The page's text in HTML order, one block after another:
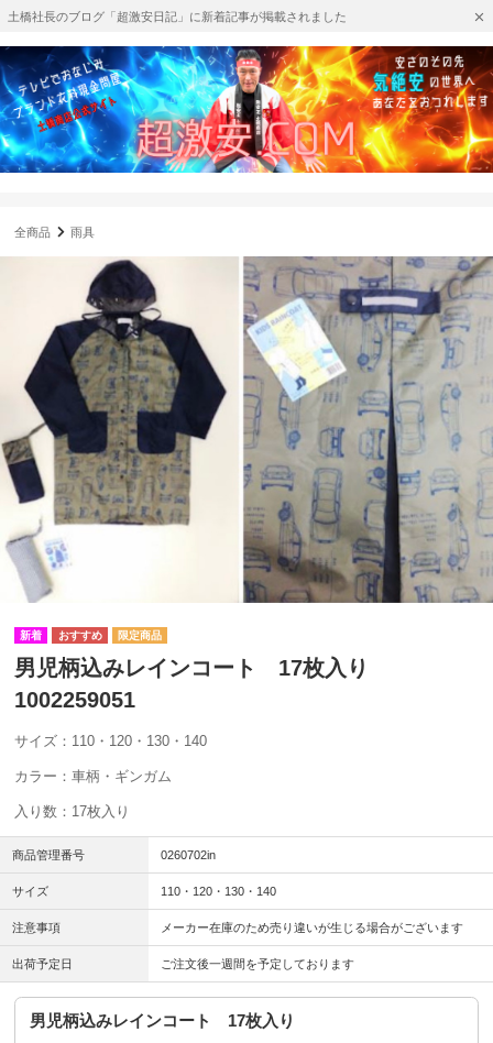
土橋社長のブログ「超激安日記」に新着記事が掲載されました
全商品 雨具
男児柄込みレインコート 17枚入り
1002259051
サイズ：110・120・130・140
カラー：車柄・ギンガム
入り数：17枚入り
商品管理番号 0260702in
サイズ 110・120・130・140
注意事項 メーカー在庫のため売り違いが生じる場合がございます
出荷予定日 ご注文後一週間を予定しております
男児柄込みレインコート 17枚入り